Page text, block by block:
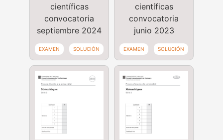
científicas
convocatoria
septiembre 2024
EXAMEN SOLUCIÓN
científicas
convocatoria
junio 2023
EXAMEN SOLUCIÓN